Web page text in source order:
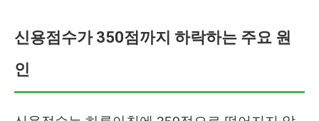
신용점수가 350점까지 하락하는 주요 원
인